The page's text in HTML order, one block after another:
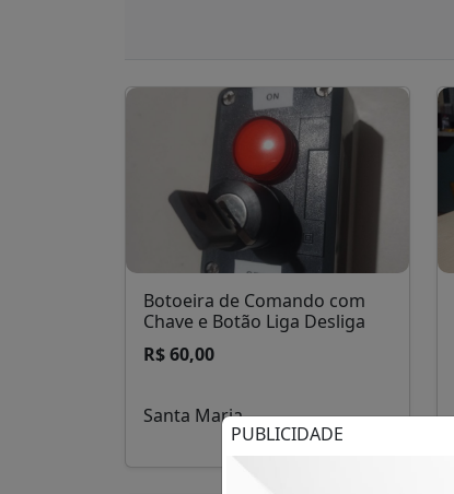
PUBLICIDADE
Botoeira de Comando com
Chave e Botão Liga Desliga
R$ 60,00
Santa Maria